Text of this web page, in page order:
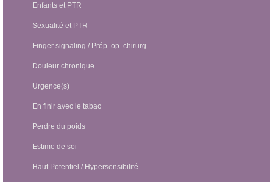
Enfants et PTR
Sexualité et PTR
Finger signaling / Prép. op. chirurg.
Douleur chronique
Urgence(s)
En finir avec le tabac
Perdre du poids
Estime de soi
Haut Potentiel / Hypersensibilité